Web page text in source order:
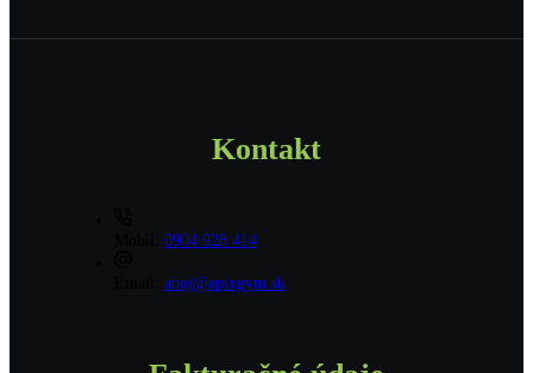
Kontakt
0904 928 414
ahoj@epixgym.sk